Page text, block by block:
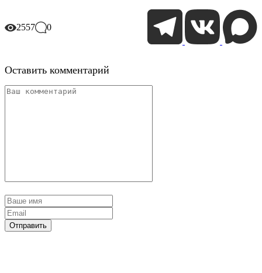
2557 0
Оставить комментарий
Отправить